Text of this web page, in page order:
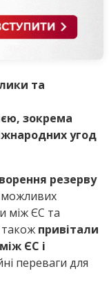
та
зокрема
угод
резерву
можливих
між ЄС та
також привітали
ЄС і
переваги для